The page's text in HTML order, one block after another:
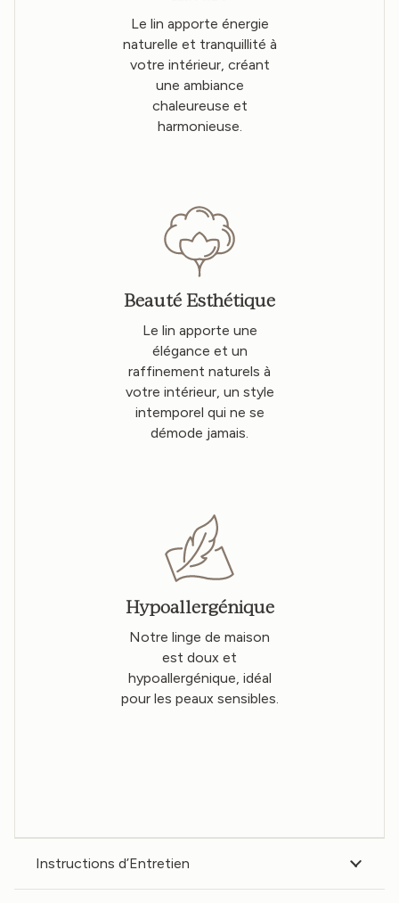
Le lin apporte énergie
naturelle et tranquillité à
votre intérieur, créant
une ambiance
chaleureuse et
harmonieuse.
Beauté Esthétique
Le lin apporte une
élégance et un
raffinement naturels à
votre intérieur, un style
intemporel qui ne se
démode jamais.
Hypoallergénique
Notre linge de maison
est doux et
hypoallergénique, idéal
pour les peaux sensibles.
Instructions d’Entretien